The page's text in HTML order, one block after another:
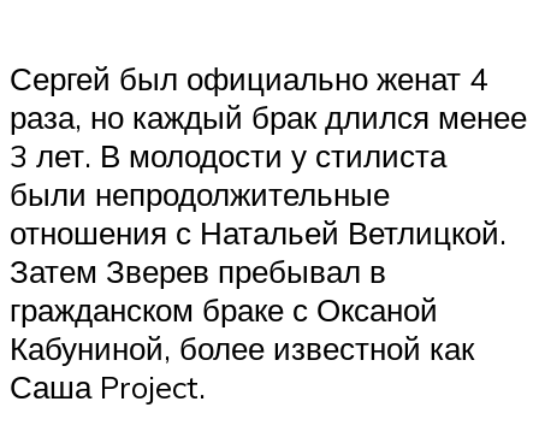
Сергей был официально женат 4
раза, но каждый брак длился менее
3 лет. В молодости у стилиста
были непродолжительные
отношения с Натальей Ветлицкой.
Затем Зверев пребывал в
гражданском браке с Оксаной
Кабуниной, более известной как
Саша Project.